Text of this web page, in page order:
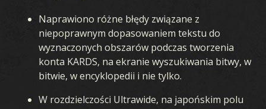
Naprawiono różne błędy związane z
niepoprawnym dopasowaniem tekstu do
wyznaczonych obszarów podczas tworzenia
konta KARDS, na ekranie wyszukiwania bitwy, w
bitwie, w encyklopedii i nie tylko.
W rozdzielczości Ultrawide, na japońskim polu